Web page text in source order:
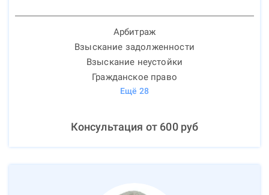
Арбитраж
Взыскание задолженности
Взыскание неустойки
Гражданское право
Ещё 28
Консультация от 600руб